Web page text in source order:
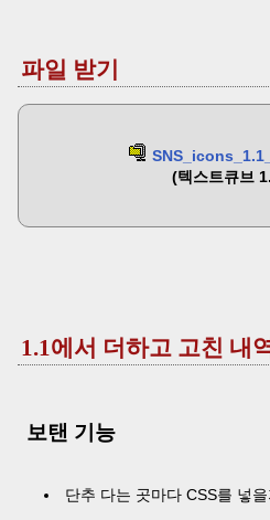
파일 받기
(텍스트큐브
1.1에서 더하고 고친 내
보탠 기능
단추 다는 곳마다 CSS를 넣